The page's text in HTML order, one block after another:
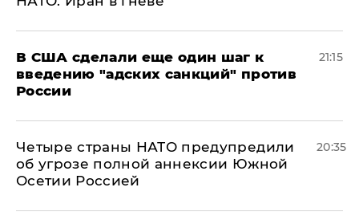
В США сделали еще один шаг к
введению "адских санкций" против
России
21:15
Четыре страны НАТО предупредили
об угрозе полной аннексии Южной
Осетии Россией
20:35